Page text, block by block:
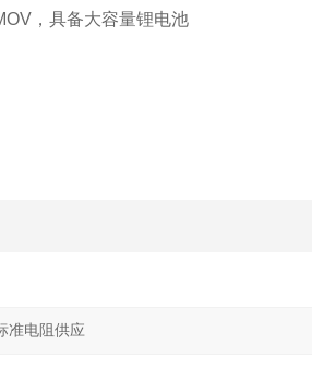
，具备大容量锂电池